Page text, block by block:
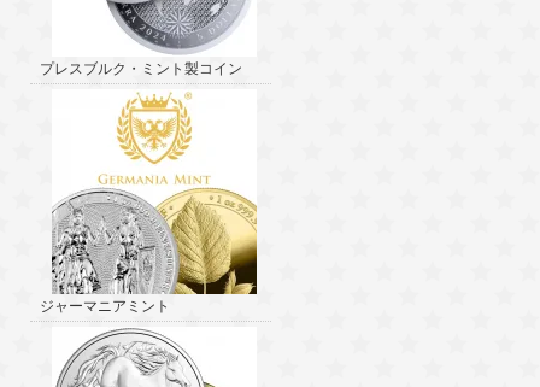
プレスブルク・ミント製コイン
ジャーマニアミント